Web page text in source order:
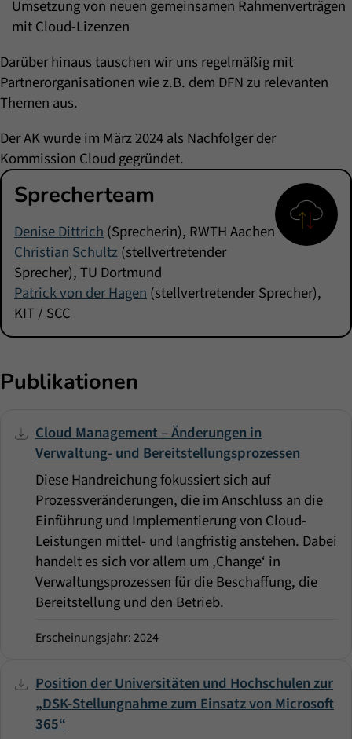
Umsetzung von neuen gemeinsamen Rahmenverträgen
mit Cloud-Lizenzen
Darüber hinaus tauschen wir uns regelmäßig mit
Partnerorganisationen wie z.B. dem DFN zu relevanten
Themen aus.
Der AK wurde im März 2024 als Nachfolger der
Kommission Cloud gegründet.
Sprecherteam
Denise Dittrich(Sprecherin), RWTH Aachen
Christian Schultz(stellvertretender
Sprecher), TU Dortmund
Patrick von der Hagen(stellvertretender Sprecher),
KIT / SCC
Publikationen
Cloud Management – Änderungen in
Verwaltung- und Bereitstellungsprozessen
Diese Handreichung fokussiert sich auf
Prozessveränderungen, die im Anschluss an die
Einführung und Implementierung von Cloud-
Leistungen mittel- und langfristig anstehen. Dabei
handelt es sich vor allem um ‚Change‘ in
Verwaltungsprozessen für die Beschaffung, die
Bereitstellung und den Betrieb.
Erscheinungsjahr: 2024
Position der Universitäten und Hochschulen zur
„DSK-Stellungnahme zum Einsatz von Microsoft
365“